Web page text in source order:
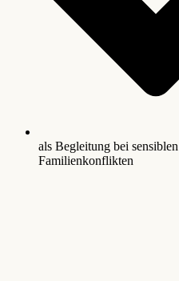
als Begleitung bei
Familienkonflikten